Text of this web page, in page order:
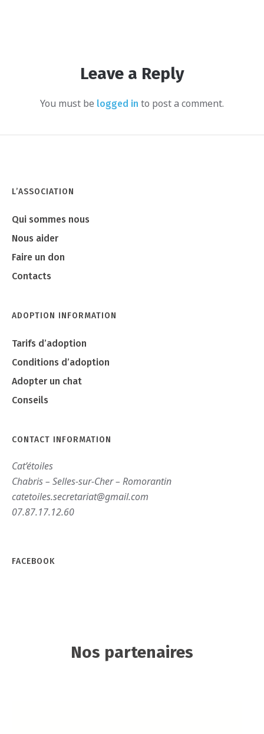
Leave a Reply
You must be logged in to post a comment.
L’ASSOCIATION
Qui sommes nous
Nous aider
Faire un don
Contacts
ADOPTION INFORMATION
Tarifs d’adoption
Conditions d’adoption
Adopter un chat
Conseils
CONTACT INFORMATION
Cat’étoiles
Chabris – Selles-sur-Cher – Romorantin
catetoiles.secretariat@gmail.com
07.87.17.12.60
FACEBOOK
Nos partenaires